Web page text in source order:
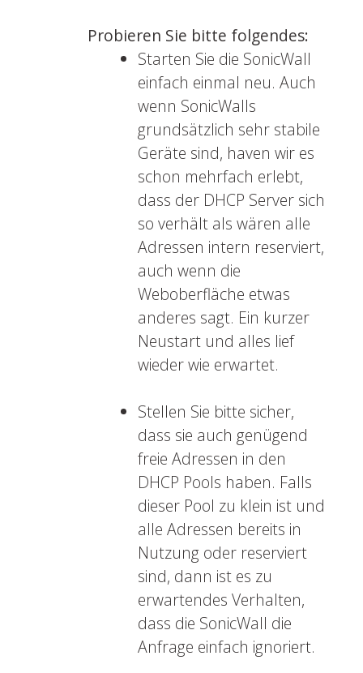
Probieren Sie bitte folgendes:
Starten Sie die SonicWall
einfach einmal neu. Auch
wenn SonicWalls
grundsätzlich sehr stabile
Geräte sind, haven wir es
schon mehrfach erlebt,
dass der DHCP Server sich
so verhält als wären alle
Adressen intern reserviert,
auch wenn die
Weboberfläche etwas
anderes sagt. Ein kurzer
Neustart und alles lief
wieder wie erwartet.
Stellen Sie bitte sicher,
dass sie auch genügend
freie Adressen in den
DHCP Pools haben. Falls
dieser Pool zu klein ist und
alle Adressen bereits in
Nutzung oder reserviert
sind, dann ist es zu
erwartendes Verhalten,
dass die SonicWall die
Anfrage einfach ignoriert.